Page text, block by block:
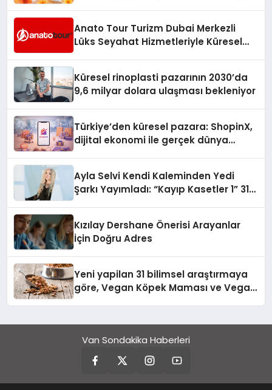
Anato Tour Turizm Dubai Merkezli
Lüks Seyahat Hizmetleriyle Küresel
Küresel rinoplasti pazarının 2030’da
9,6 milyar dolara ulaşması bekleniyor
Türkiye’den küresel pazara: ShopinX,
dijital ekonomi ile gerçek dünya
Ayla Selvi Kendi Kaleminden Yedi
Şarkı Yayımladı: “Kayıp Kasetler 1” 31
Kızılay Dershane Önerisi Arayanlar
İçin Doğru Adres
Yeni yapilan 31 bilimsel araştırmaya
göre, Vegan Köpek Maması ve Vegan
Van Sondakika Haberleri